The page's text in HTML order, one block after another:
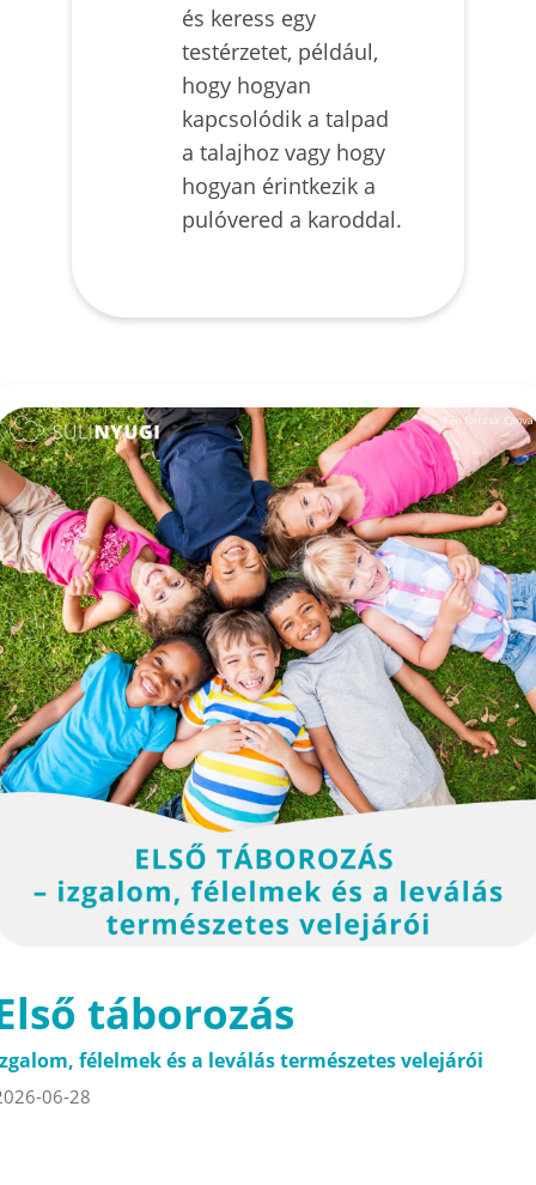
és keress egy
testérzetet, például,
hogy hogyan
kapcsolódik a talpad
a talajhoz vagy hogy
hogyan érintkezik a
pulóvered a karoddal.
táborozás
félelmek és a leválás természetes velejárói
06-28